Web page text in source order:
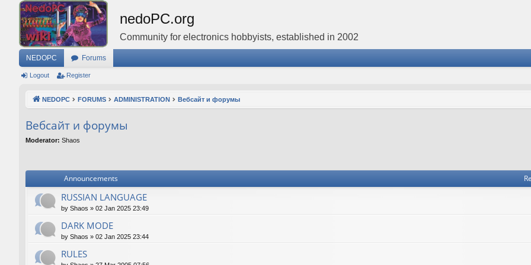
nedoPC.org
Community for electronics hobbyists, established in 2002
NEDOPC Forums
Logout Register
NEDOPC FORUMS ADMINISTRATION Вебсайт и форумы
Вебсайт и форумы
Moderator: Shaos
Announcements
RUSSIAN LANGUAGE
by Shaos » 02 Jan 2025 23:49
DARK MODE
by Shaos » 02 Jan 2025 23:44
RULES